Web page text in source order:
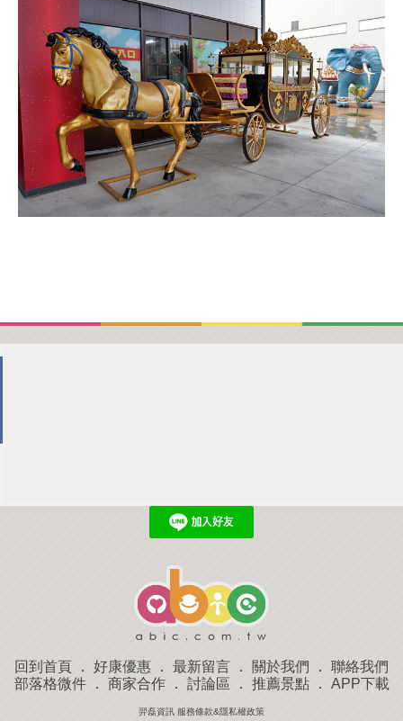
回到首頁 ． 好康優惠 ． 最新留言 ． 關於我們 ． 聯絡我們
部落格微件． 商家合作． 討論區 ． 推薦景點． APP下載
羿磊資訊 服務條款&隱私權政策